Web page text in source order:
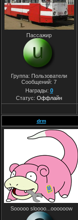
Пассажир
Группа: Пользователи
Сообщений: 7
Награды: 0
Статус: Оффлайн
drm
Sooooo sloooo...oooooow